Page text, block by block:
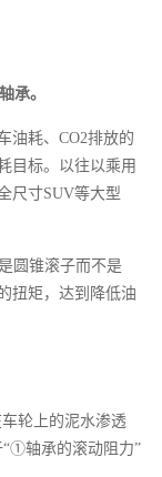
承。
油耗、CO2排放的
目标。以往以乘用
尺寸SUV等大型
圆锥滚子而不是
扭矩，达到降低油
轮上的泥水渗透
“①轴承的滚动阻力”